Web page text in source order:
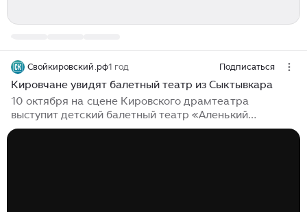
Свойкировский.рф1 год Подписаться
Кировчане увидят балетный театр из Сыктывкара
10 октября на сцене Кировского драмтеатра
выступит детский балетный театр «Аленький
цветочек» из Сыктывкара. Жители и гости города